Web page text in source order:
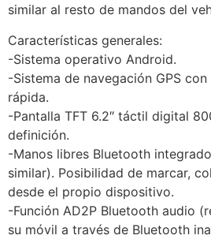
similar al resto de mandos del
Características generales:
-Sistema operativo Android.
-Sistema de navegación GPS
rápida.
-Pantalla TFT 6.2″ táctil digital
definición.
-Manos libres Bluetooth
similar). Posibilidad de marcar,
desde el propio dispositivo.
-Función AD2P Bluetooth audio
su móvil a través de Bluetooth